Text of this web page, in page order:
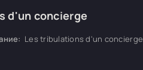
d'un concierge
Les tribulations d'un concierge